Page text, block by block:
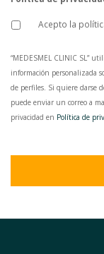
Acepto la
“MEDESMEL CLINIC SL”
información personalizada
de perfiles. Si quiere darse
puede enviar un correo a
privacidad en Política de